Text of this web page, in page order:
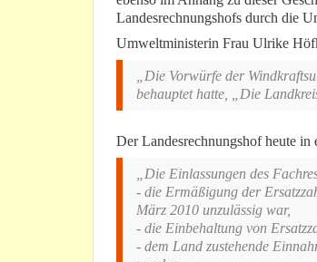
Landesrechnungshofs durch die
Umweltministerin Frau Ulrike
„Die Vorwürfe der
behauptet hatte, „Die
Der Landesrechnungshof heute in
„Die Einlassungen des
- die Ermäßigung der
März 2010 unzulässig war,
- die Einbehaltung von
- dem Land zustehende